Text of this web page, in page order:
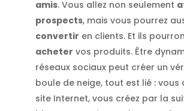
amis. Vous allez non seulement
prospects, mais vous pourrez
convertir en clients. Et ils
acheter vos produits. Être
réseaux sociaux peut créer un
boule de neige, tout est lié : vous
site Internet, vous créez par la